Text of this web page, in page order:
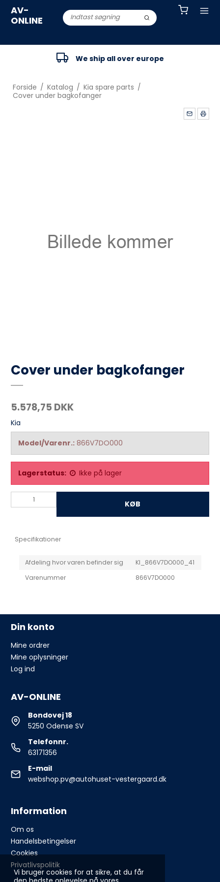
Vi bruger cookies for at sikre, at du får
AV-
ONLINE
We ship all over europe
Forside / Katalog / Kia spare parts /
Cover under bagkofanger
Cover under bagkofanger
5.578,75 DKK
Kia
Model/Varenr.: 866V7DO000
Lagerstatus: Ikke på lager
KØB
Specifikationer
Afdeling hvor varen befinder sig
KI_866V7DO000_41
Varenummer
866V7DO000
Din konto
Mine ordrer
Mine oplysninger
Log ind
AV-ONLINE
Bondovej 18
5250 Odense SV
Telefonnr.
63171356
E-mail
webshop.pv@autohuset-vestergaard.dk
Information
Om os
Handelsbetingelser
Cookies
Privatlivspolitik